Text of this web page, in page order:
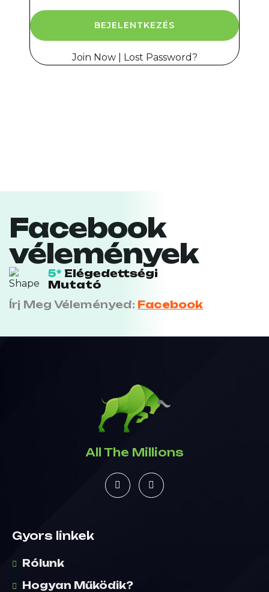
Join Now| Lost Password?
Facebook
vélemények
5* Elégedettségi
Mutató
Írj Meg Véleményed: Facebook
All The Millions
Gyors linkek
Rólunk
Hogyan Működik?